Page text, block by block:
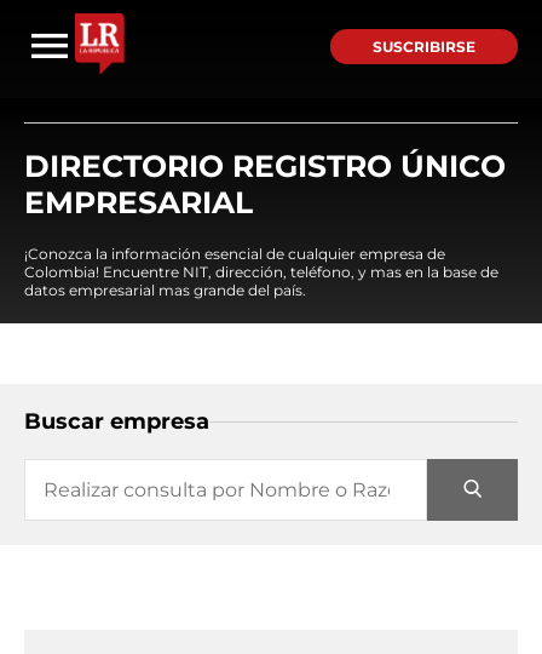
SUSCRIBIRSE
DIRECTORIO REGISTRO ÚNICO
EMPRESARIAL
¡Conozca la información esencial de cualquier empresa de
Colombia! Encuentre NIT, dirección, teléfono, y mas en la base de
datos empresarial mas grande del país.
Buscar empresa